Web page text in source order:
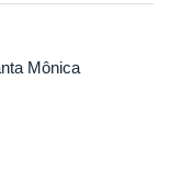
Mônica